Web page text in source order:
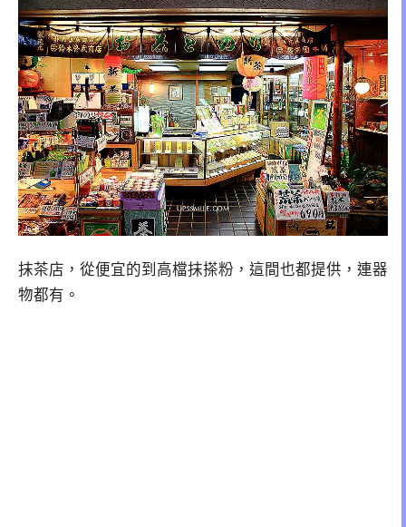
抹茶店，從便宜的到高檔抹搽粉，這間也都提供，連器
物都有。